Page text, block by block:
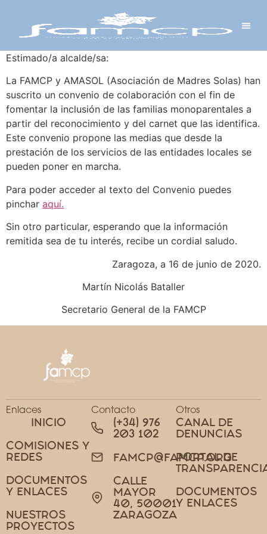
Estimado/a alcalde/sa:
La FAMCP y AMASOL (Asociación de Madres Solas) han
suscrito un convenio de colaboración con el fin de
fomentar la inclusión de las familias monoparentales a
partir del reconocimiento y del carnet que las identifica.
Este convenio propone las medias que desde la
prestación de los servicios de las entidades locales se
pueden poner en marcha.
Para poder acceder al texto del Convenio puedes
pinchar aquí.
Sin otro particular, esperando que la información
remitida sea de tu interés, recibe un cordial saludo.
Zaragoza, a 16 de junio de 2020.
Martín Nicolás Bataller
Secretario General de la FAMCP
Enlaces
INICIO
COMISIONES Y
REDES
DOCUMENTOS
Y ENLACES
NUESTROS
PROYECTOS
Contacto
(+34) 976
203 102
FAMCP@FAMCP.ORG
CALLE
MAYOR
40, 50001
ZARAGOZA
Otros
CANAL DE
DENUNCIAS
PORTAL DE
DOCUMENTOS
Y ENLACES